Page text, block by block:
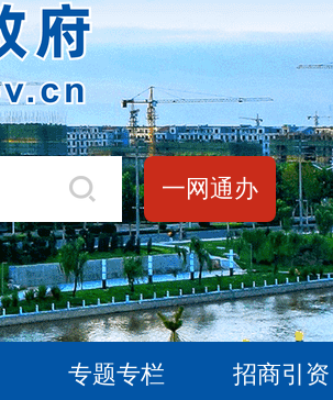
一网通办
专题专栏 招商引资